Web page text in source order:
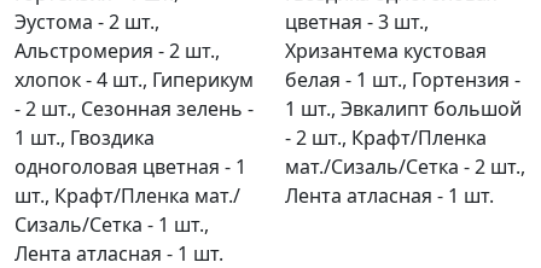
Эустома - 2 шт.,
Альстромерия - 2 шт.,
хлопок - 4 шт., Гиперикум
- 2 шт., Сезонная зелень -
1 шт., Гвоздика
одноголовая цветная - 1
шт., Крафт/Пленка мат./
Сизаль/Сетка - 1 шт.,
Лента атласная - 1 шт.
цветная - 3 шт.,
Хризантема кустовая
белая - 1 шт., Гортензия -
1 шт., Эвкалипт большой
- 2 шт., Крафт/Пленка
мат./Сизаль/Сетка - 2 шт.,
Лента атласная - 1 шт.